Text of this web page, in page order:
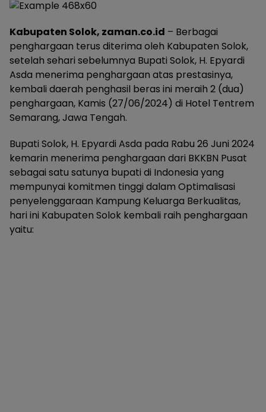
Kabupaten Solok, zaman.co.id – Berbagai
penghargaan terus diterima oleh Kabupaten Solok,
setelah sehari sebelumnya Bupati Solok, H. Epyardi
Asda menerima penghargaan atas prestasinya,
kembali daerah penghasil beras ini meraih 2 (dua)
penghargaan, Kamis (27/06/2024) di Hotel Tentrem
Semarang, Jawa Tengah.
Bupati Solok, H. Epyardi Asda pada Rabu 26 Juni 2024
kemarin menerima penghargaan dari BKKBN Pusat
sebagai satu satunya bupati di Indonesia yang
mempunyai komitmen tinggi dalam Optimalisasi
penyelenggaraan Kampung Keluarga Berkualitas,
hari ini Kabupaten Solok kembali raih penghargaan
yaitu: